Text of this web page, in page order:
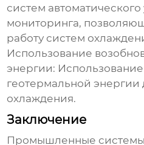
систем
мониторинга,
работу систем
Использование
энергии:
геотермальной энергии
охлаждения.
Заключение
Промышленные